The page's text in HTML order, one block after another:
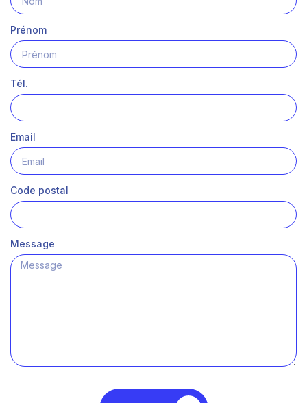
Prénom
Tél.
Email
Code postal
Message